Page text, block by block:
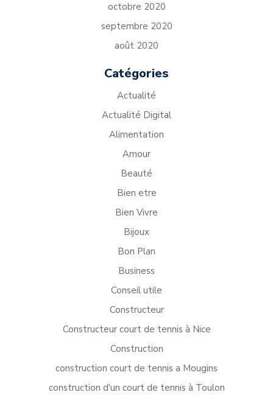
octobre 2020
septembre 2020
août 2020
Catégories
Actualité
Actualité Digital
Alimentation
Amour
Beauté
Bien etre
Bien Vivre
Bijoux
Bon Plan
Business
Conseil utile
Constructeur
Constructeur court de tennis à Nice
Construction
construction court de tennis a Mougins
construction d'un court de tennis à Toulon